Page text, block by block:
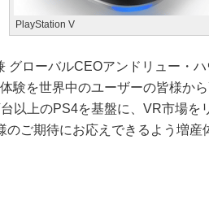
PlayStation V
グローバルCEOアンドリュー・
験を世界中のユーザーの皆様か
以上のPS4を基盤に、VR市場を
のご期待にお応えできるよう増